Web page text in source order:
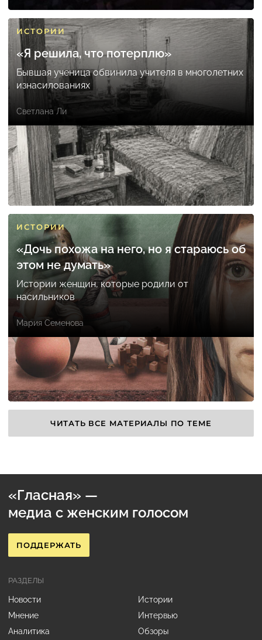
ИСТОРИИ
«Я решила, что потерплю»
Бывшая ученица обвинила учителя в многолетних
изнасилованиях
Светлана Ли
ИСТОРИИ
«Дочь похожа на него, но я стараюсь об
этом не думать»
Истории женщин, которые родили от
насильников
Мария Семенова
ЧИТАТЬ ВСЕ МАТЕРИАЛЫ ПО ТЕМЕ
«Гласная» —
медиа с женским голосом
ПОДДЕРЖАТЬ
РАЗДЕЛЫ
Новости
Истории
Мнение
Интервью
Аналитика
Обзоры